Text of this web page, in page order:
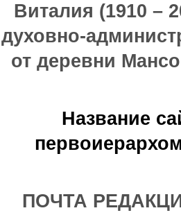
Виталия (1910 –
духовно-
от деревни
Название
ПОЧТА